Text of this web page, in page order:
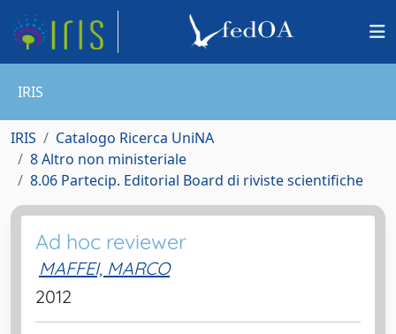
IRIS
IRIS
Catalogo Ricerca UniNA
8 Altro non ministeriale
8.06 Partecip. Editorial Board di riviste scientifiche
Ad hoc reviewer
MAFFEI, MARCO
2012